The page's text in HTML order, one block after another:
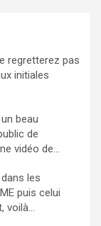
regretterez pas
initiales
beau
de
vidéo de...
les
puis celui
voilà...